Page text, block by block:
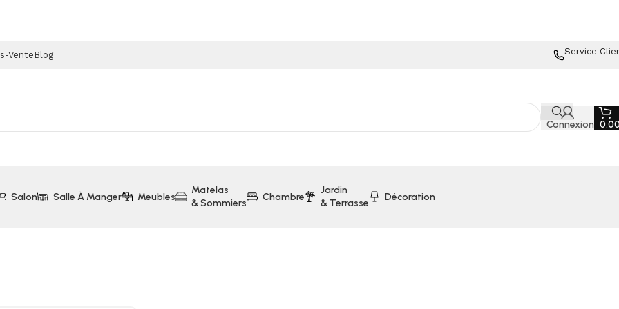
Vente Blog Service
Connexion
Salon Salle À Manger Meubles
Matelas
& Sommiers
Chambre
Jardin
& Terrasse
Décoration